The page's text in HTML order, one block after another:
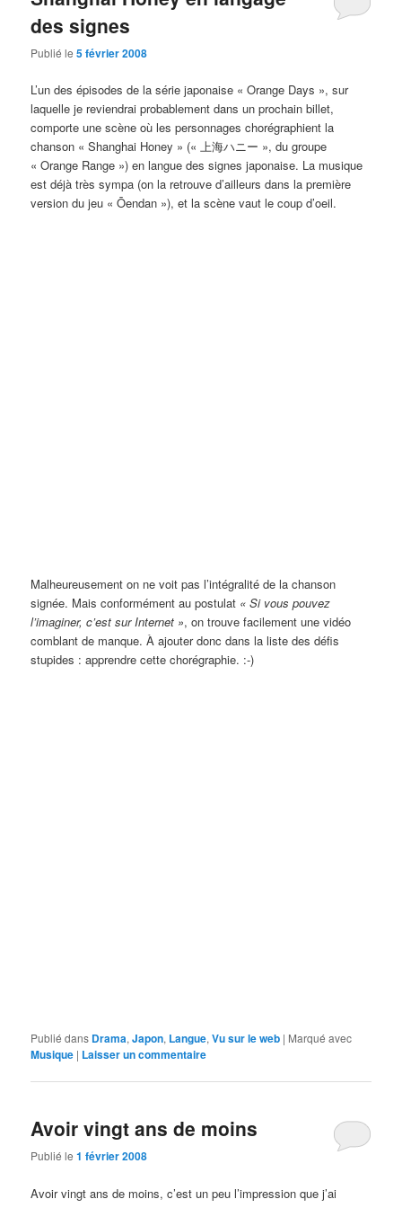
des signes
Publié le5 février 2008
L’un des épisodes de la série japonaise « Orange Days », sur
laquelle je reviendrai probablement dans un prochain billet,
comporte une scène où les personnages chorégraphient la
chanson « Shanghai Honey » (« 上海ハニー », du groupe
« Orange Range ») en langue des signes japonaise. La musique
est déjà très sympa (on la retrouve d’ailleurs dans la première
version du jeu « Ōendan »), et la scène vaut le coup d’oeil.
Malheureusement on ne voit pas l’intégralité de la chanson
signée. Mais conformément au postulat « Si vous pouvez
l’imaginer, c’est sur Internet », on trouve facilement une vidéo
comblant de manque. À ajouter donc dans la liste des défis
stupides : apprendre cette chorégraphie. :-)
Publié dans Drama,Japon, Langue,Vu sur le web | Marqué avec
Musique | Laisser un commentaire
Avoir vingt ans de moins
Publié le1 février 2008
Avoir vingt ans de moins, c’est un peu l’impression que j’ai